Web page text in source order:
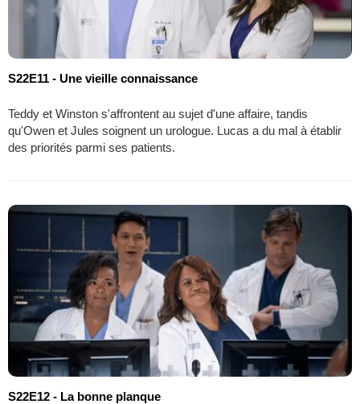
S22E11 - Une vieille connaissance
Teddy et Winston s'affrontent au sujet d'une affaire, tandis
qu'Owen et Jules soignent un urologue. Lucas a du mal à établir
des priorités parmi ses patients.
S22E12 - La bonne planque